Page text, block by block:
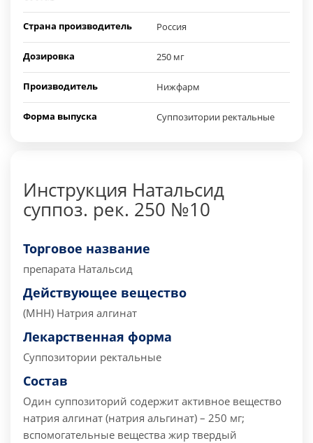
Страна производитель Россия
Дозировка 250 мг
Производитель Нижфарм
Форма выпуска Суппозитории ректальные
Инструкция Натальсид
суппоз. рек. 250 №10
Торговое название
препарата Натальсид
Действующее вещество
(МНН) Натрия алгинат
Лекарственная форма
Суппозитории ректальные
Состав
Один суппозиторий содержит активное вещество
натрия алгинат (натрия альгинат) – 250 мг;
вспомогательные вещества жир твердый